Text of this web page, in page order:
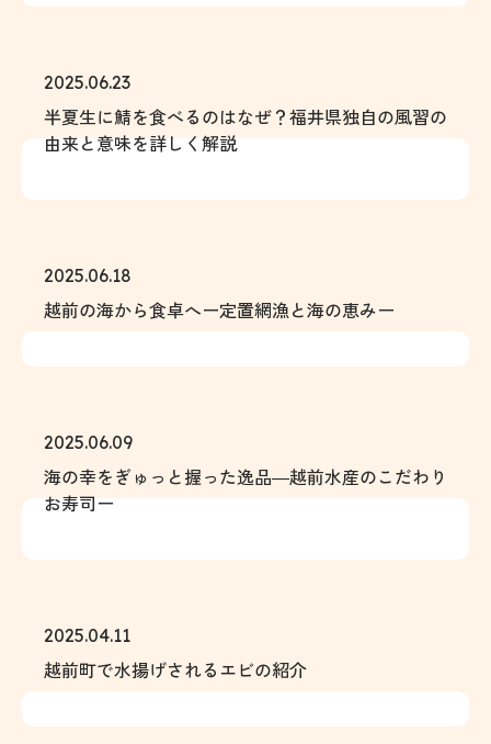
2025.06.23
半夏生に鯖を食べるのはなぜ？福井県独自の風習の
由来と意味を詳しく解説
2025.06.18
越前の海から食卓へー定置網漁と海の恵みー
2025.06.09
海の幸をぎゅっと握った逸品―越前水産のこだわり
お寿司ー
2025.04.11
越前町で水揚げされるエビの紹介